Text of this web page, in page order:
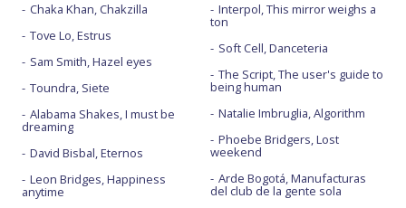
Chaka Khan, Chakzilla
Tove Lo, Estrus
Sam Smith, Hazel eyes
Toundra, Siete
Alabama Shakes, I must be
dreaming
David Bisbal, Eternos
Leon Bridges, Happiness
anytime
Interpol, This mirror weighs a
ton
Soft Cell, Danceteria
The Script, The user's guide to
being human
Natalie Imbruglia, Algorithm
Phoebe Bridgers, Lost
weekend
Arde Bogotá, Manufacturas
del club de la gente sola